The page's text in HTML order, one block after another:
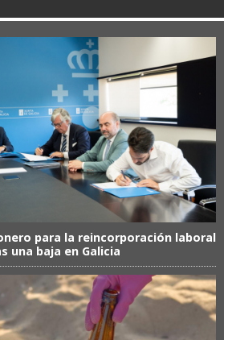
para la reincorporación laboral
una baja en Galicia